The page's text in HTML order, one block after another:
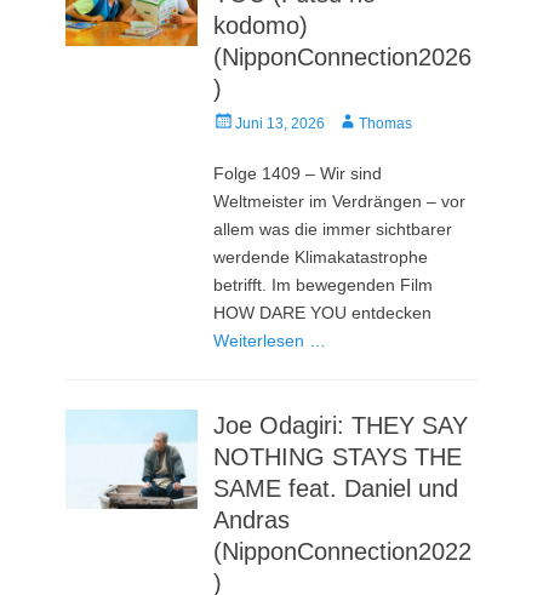
kodomo)
(NipponConnection2026
)
Veröffentlicht
Juni 13, 2026 AutorThomas
Folge 1409 – Wir sind
Weltmeister im Verdrängen – vor
allem was die immer sichtbarer
werdende Klimakatastrophe
betrifft. Im bewegenden Film
HOW DARE YOU entdecken
Weiterlesen …
Joe Odagiri: THEY SAY
NOTHING STAYS THE
SAME feat. Daniel und
Andras
(NipponConnection2022
)